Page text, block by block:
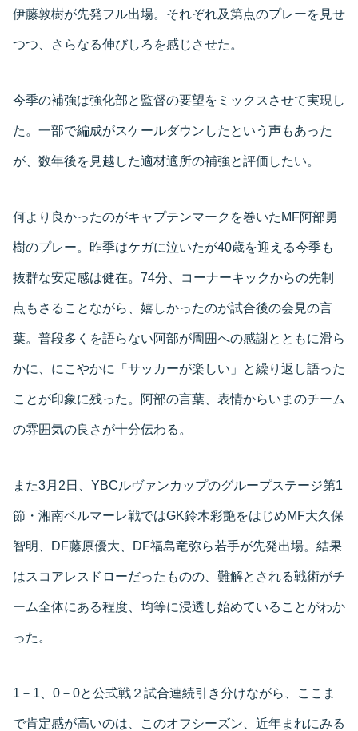
伊藤敦樹が先発フル出場。それぞれ及第点のプレーを見せ
つつ、さらなる伸びしろを感じさせた。
今季の補強は強化部と監督の要望をミックスさせて実現し
た。一部で編成がスケールダウンしたという声もあった
が、数年後を見越した適材適所の補強と評価したい。
何より良かったのがキャプテンマークを巻いたMF阿部勇
樹のプレー。昨季はケガに泣いたが40歳を迎える今季も
抜群な安定感は健在。74分、コーナーキックからの先制
点もさることながら、嬉しかったのが試合後の会見の言
葉。普段多くを語らない阿部が周囲への感謝とともに滑ら
かに、にこやかに「サッカーが楽しい」と繰り返し語った
ことが印象に残った。阿部の言葉、表情からいまのチーム
の雰囲気の良さが十分伝わる。
また3月2日、YBCルヴァンカップのグループステージ第1
節・湘南ベルマーレ戦ではGK鈴木彩艶をはじめMF大久保
智明、DF藤原優大、DF福島竜弥ら若手が先発出場。結果
はスコアレスドローだったものの、難解とされる戦術がチ
ーム全体にある程度、均等に浸透し始めていることがわか
った。
1－1、0－0と公式戦２試合連続引き分けながら、ここま
で肯定感が高いのは、このオフシーズン、近年まれにみる